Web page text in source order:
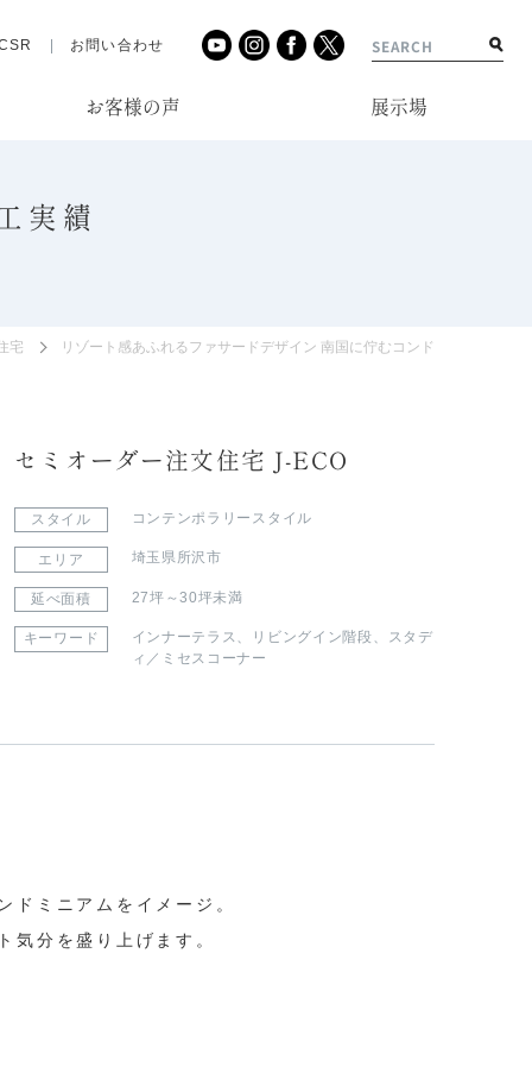
お問い合わせ
お客様の声 展示場
実績
宅 リゾート感あふれるファサードデザイン 南国に佇むコンドミニアムをイ
セミオーダー注文住宅 J-ECO
スタイル コンテンポラリースタイル
エリア 埼玉県所沢市
延べ面積 27坪～30坪未満
キーワード インナーテラス、 リビングイン階段、
スタデ
ィ／ミセスコーナー
ドミニアムをイメージ。
気分を盛り上げます。